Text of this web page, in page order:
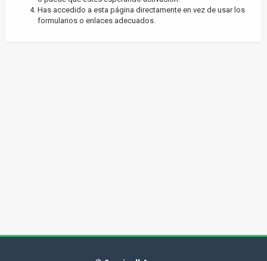
Has accedido a esta página directamente en vez de usar los
formularios o enlaces adecuados.